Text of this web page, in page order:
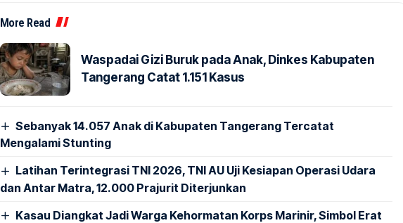
More Read
Waspadai Gizi Buruk pada Anak, Dinkes Kabupaten
Tangerang Catat 1.151 Kasus
Sebanyak 14.057 Anak di Kabupaten Tangerang Tercatat
Mengalami Stunting
Latihan Terintegrasi TNI 2026, TNI AU Uji Kesiapan Operasi Udara
dan Antar Matra, 12.000 Prajurit Diterjunkan
Kasau Diangkat Jadi Warga Kehormatan Korps Marinir, Simbol Erat